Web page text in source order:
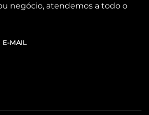
negócio, atendemos a todo o
E-MAIL